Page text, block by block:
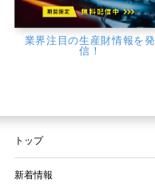
業界注目の生産財情報を発
信！
トップ
新着情報